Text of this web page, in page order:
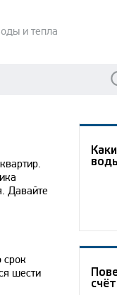
и тепла
Давайте
срок
шести